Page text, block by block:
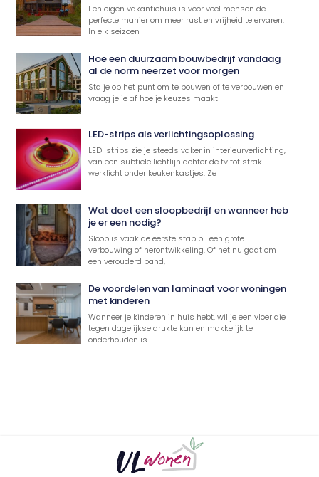
Een eigen vakantiehuis is voor veel mensen de
perfecte manier om meer rust en vrijheid te ervaren.
In elk seizoen
Hoe een duurzaam bouwbedrijf vandaag
al de norm neerzet voor morgen
Sta je op het punt om te bouwen of te verbouwen en
vraag je je af hoe je keuzes maakt
LED-strips als verlichtingsoplossing
LED-strips zie je steeds vaker in interieurverlichting,
van een subtiele lichtlijn achter de tv tot strak
werklicht onder keukenkastjes. Ze
Wat doet een sloopbedrijf en wanneer heb
je er een nodig?
Sloop is vaak de eerste stap bij een grote
verbouwing of herontwikkeling. Of het nu gaat om
een verouderd pand,
De voordelen van laminaat voor woningen
met kinderen
Wanneer je kinderen in huis hebt, wil je een vloer die
tegen dagelijkse drukte kan en makkelijk te
onderhouden is.